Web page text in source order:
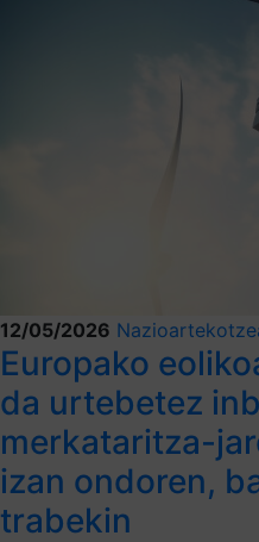
12/05/2026
Europako
da urtebetez
merkataritza-
izan ondoren,
trabekin